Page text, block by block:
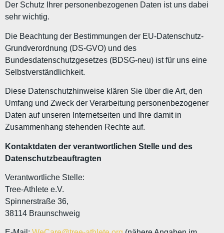
Der Schutz Ihrer personenbezogenen Daten ist uns dabei
sehr wichtig.
Die Beachtung der Bestimmungen der EU-Datenschutz-
Grundverordnung (DS-GVO) und des
Bundesdatenschutzgesetzes (BDSG-neu) ist für uns eine
Selbstverständlichkeit.
Diese Datenschutzhinweise klären Sie über die Art, den
Umfang und Zweck der Verarbeitung personenbezogener
Daten auf unseren Internetseiten und Ihre damit in
Zusammenhang stehenden Rechte auf.
Kontaktdaten der verantwortlichen Stelle und des
Datenschutzbeauftragten
Verantwortliche Stelle:
Tree-Athlete e.V.
Spinnerstraße 36,
38114 Braunschweig